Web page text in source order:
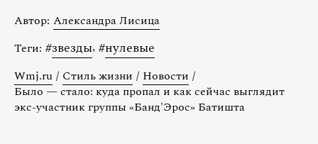
Автор: Александра Лисица
Теги: #звезды, #нулевые
Wmj.ru / Стиль жизни / Новости /
Было — стало: куда пропал и как сейчас выглядит
экс-участник группы «Банд'Эрос» Батишта